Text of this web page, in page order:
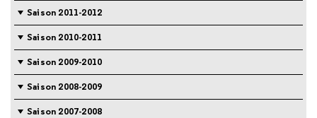
Saison 2011-2012
Saison 2010-2011
Saison 2009-2010
Saison 2008-2009
Saison 2007-2008